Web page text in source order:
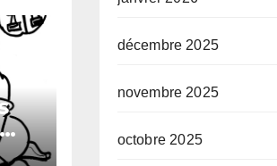
décembre 2025
novembre 2025
octobre 2025